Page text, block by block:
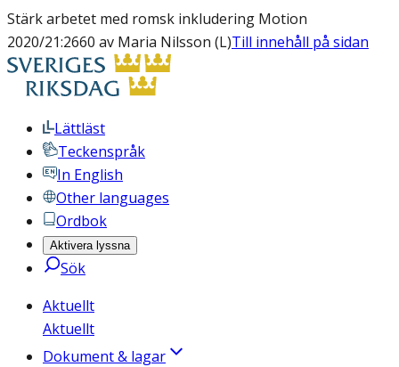
Stärk arbetet med romsk inkludering Motion
2020/21:2660 av Maria Nilsson (L)Till innehåll på sidan
Lättläst
Teckenspråk
In English
Other languages
Ordbok
Aktivera lyssna
Sök
Aktuellt
Aktuellt
Dokument & lagar